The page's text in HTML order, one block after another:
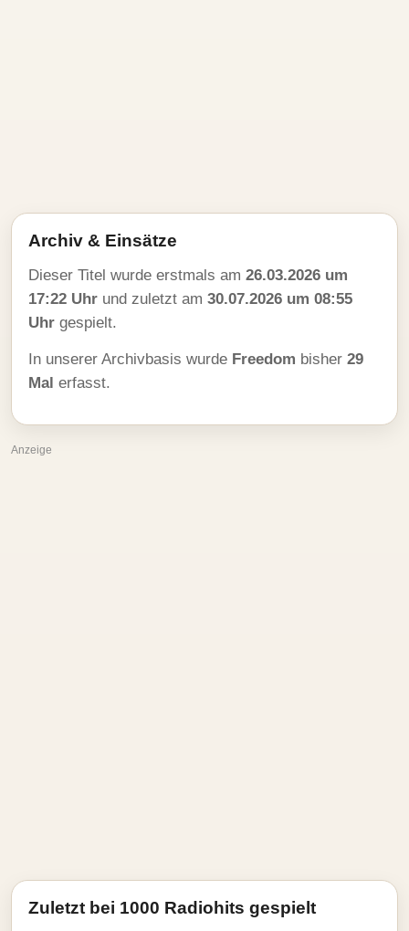
Archiv & Einsätze
Dieser Titel wurde erstmals am 26.03.2026 um
17:22 Uhr und zuletzt am 30.07.2026 um 08:55
Uhr gespielt.
In unserer Archivbasis wurde Freedom bisher 29
Mal erfasst.
Anzeige
Zuletzt bei 1000 Radiohits gespielt